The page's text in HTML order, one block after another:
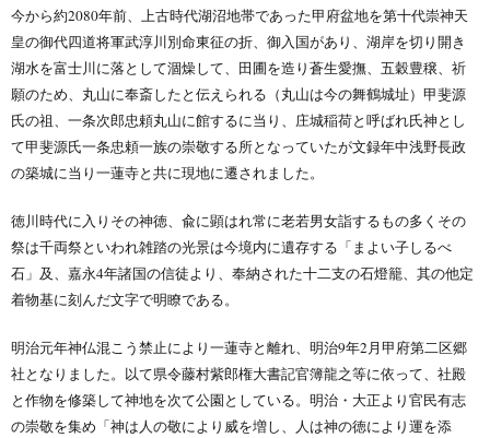
今から約2080年前、上古時代湖沼地帯であった甲府盆地を第十代崇神天
皇の御代四道将軍武淳川別命東征の折、御入国があり、湖岸を切り開き
湖水を富士川に落として涸燥して、田圃を造り蒼生愛撫、五穀豊穣、祈
願のため、丸山に奉斎したと伝えられる（丸山は今の舞鶴城址）甲斐源
氏の祖、一条次郎忠頼丸山に館するに当り、庄城稲荷と呼ばれ氏神とし
て甲斐源氏一条忠頼一族の崇敬する所となっていたが文録年中浅野長政
の築城に当り一蓮寺と共に現地に遷されました。
徳川時代に入りその神徳、兪に顕はれ常に老若男女詣するもの多くその
祭は千両祭といわれ雑踏の光景は今境内に遺存する「まよい子しるべ
石」及、嘉永4年諸国の信徒より、奉納された十二支の石燈籠、其の他定
着物基に刻んだ文字で明瞭である。
明治元年神仏混こう禁止により一蓮寺と離れ、明治9年2月甲府第二区郷
社となりました。以て県令藤村紫郎権大書記官簿龍之等に依って、社殿
と作物を修築して神地を次て公園としている。明治・大正より官民有志
の崇敬を集め「神は人の敬により威を増し、人は神の徳により運を添